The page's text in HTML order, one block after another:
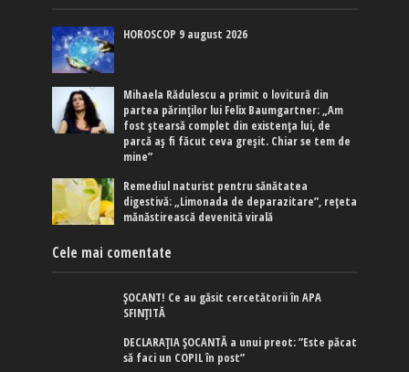
HOROSCOP 9 august 2026
Mihaela Rădulescu a primit o lovitură din
partea părinților lui Felix Baumgartner: „Am
fost ștearsă complet din existența lui, de
parcă aș fi făcut ceva greșit. Chiar se tem de
mine”
Remediul naturist pentru sănătatea
digestivă: „Limonada de deparazitare”, rețeta
mănăstirească devenită virală
Cele mai comentate
ȘOCANT! Ce au găsit cercetătorii în APA
SFINȚITĂ
DECLARAȚIA ȘOCANTĂ a unui preot: ”Este păcat
să faci un COPIL în post”